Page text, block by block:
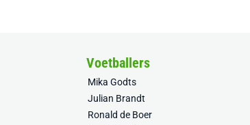
Voetballers
Mika Godts
Julian Brandt
Ronald de Boer